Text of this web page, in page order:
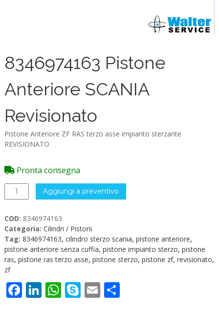
8346974163 Pistone
Anteriore SCANIA
Revisionato
Pistone Anteriore ZF RAS terzo asse impianto sterzante
REVISIONATO
Pronta consegna
8346974163
Pistone
SCANIA
Revisionato
quantità
Aggiungi a preventivo
COD: 8346974163
Categoria: Cilindri / Pistoni
Tag: 8346974163, cilindro sterzo scania, pistone anteriore,
pistone anteriore senza cuffia, pistone impianto sterzo, pistone
ras, pistone ras terzo asse, pistone sterzo, pistone zf, revisionato,
zf
Facebook
LinkedIn
WhatsApp
Skype
EmailCondividi